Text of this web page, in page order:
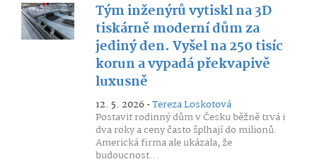
Tým inženýrů vytiskl na 3D
tiskárně moderní dům za
jediný den. Vyšel na 250 tisíc
korun a vypadá překvapivě
luxusně
12. 5. 2026 •Tereza Loskotová
Postavit rodinný dům v Česku běžně trvá i
dva roky a ceny často šplhají do milionů.
Americká firma ale ukázala, že
budoucnost...